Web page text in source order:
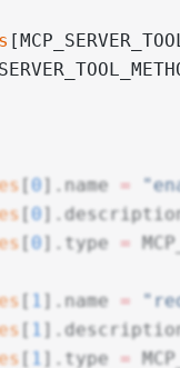
[ 0 ].name =
[ 0
[ 0 ].type =
[ 1 ].name =
[ 1
[ 1 ].type =